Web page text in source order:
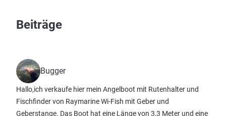
Beiträge
Bugger
Hallo,ich verkaufe hier mein Angelboot mit Rutenhalter und
Fischfinder von Raymarine Wi-Fish mit Geber und
Geberstange. Das Boot hat eine Länge von 3,3 Meter und eine